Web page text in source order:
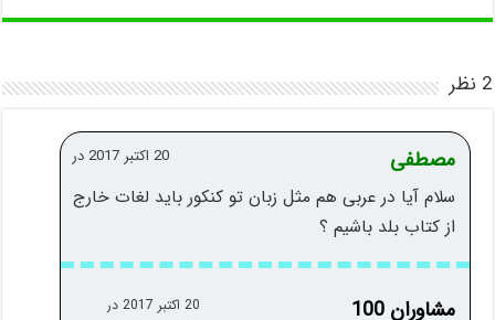
2 نظر
مصطفی 20 اکتبر 2017 در
سلام آیا در عربی هم مثل زبان تو کنکور باید لغات خارج
از کتاب بلد باشیم ؟
مشاوران 100 20 اکتبر 2017 در